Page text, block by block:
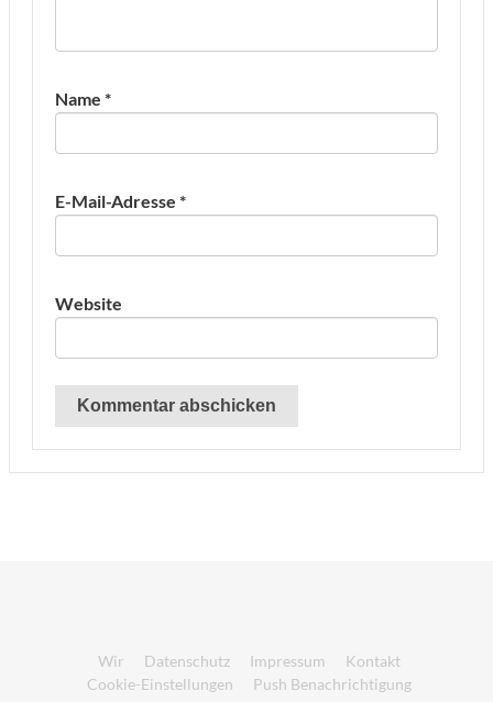
Name *
E-Mail-Adresse *
Website
Wir Datenschutz Impressum
Kontakt
Cookie-Einstellungen
Push Benachrichtigung